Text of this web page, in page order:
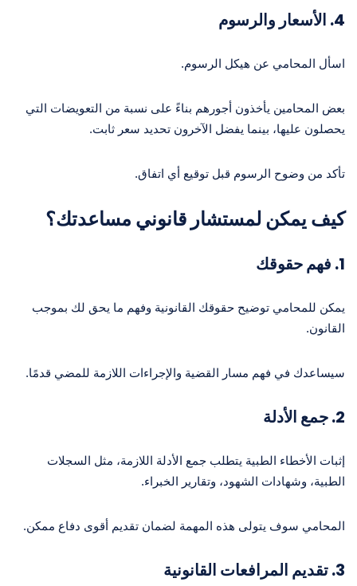
4. الأسعار والرسوم
اسأل المحامي عن هيكل الرسوم.
بعض المحامين يأخذون أجورهم بناءً على نسبة من التعويضات التي
يحصلون عليها، بينما يفضل الآخرون تحديد سعر ثابت.
تأكد من وضوح الرسوم قبل توقيع أي اتفاق.
كيف يمكن لمستشار قانوني مساعدتك؟
1. فهم حقوقك
يمكن للمحامي توضيح حقوقك القانونية وفهم ما يحق لك بموجب
القانون.
سيساعدك في فهم مسار القضية والإجراءات اللازمة للمضي قدمًا.
2. جمع الأدلة
إثبات الأخطاء الطبية يتطلب جمع الأدلة اللازمة، مثل السجلات
الطبية، وشهادات الشهود، وتقارير الخبراء.
المحامي سوف يتولى هذه المهمة لضمان تقديم أقوى دفاع ممكن.
3. تقديم المرافعات القانونية